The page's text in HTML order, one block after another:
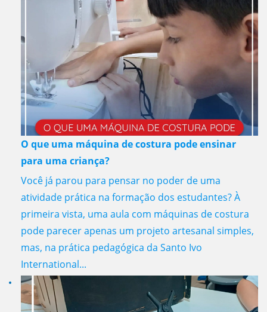
O que uma máquina de costura pode ensinar
para uma criança?
Você já parou para pensar no poder de uma
atividade prática na formação dos estudantes? À
primeira vista, uma aula com máquinas de costura
pode parecer apenas um projeto artesanal simples,
mas, na prática pedagógica da Santo Ivo
International...